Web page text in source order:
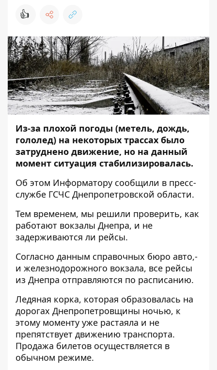
👍
Из-за плохой погоды (метель, дождь,
гололед) на некоторых трассах было
затруднено движение, но на данный
момент ситуация стабилизировалась.
Об этом Информатору сообщили в пресс-
службе ГСЧС Днепропетровской области.
Тем временем, мы решили проверить, как
работают вокзалы Днепра, и не
задерживаются ли рейсы.
Согласно данным справочных бюро авто,-
и железнодорожного вокзала, все рейсы
из Днепра отправляются по расписанию.
Ледяная корка, которая образовалась на
дорогах Днепропетровщины ночью, к
этому моменту уже растаяла и не
препятствует движению транспорта.
Продажа билетов осуществляется в
обычном режиме.